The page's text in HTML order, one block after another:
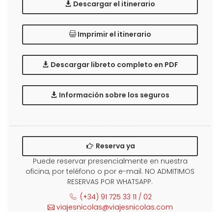
Descargar el itinerario
Imprimir el itinerario
Descargar libreto completo en PDF
Información sobre los seguros
Reserva ya
Puede reservar presencialmente en nuestra
oficina, por teléfono o por e-mail. NO ADMITIMOS
RESERVAS POR WHATSAPP.
(+34) 91 725 33 11 / 02
viajesnicolas@viajesnicolas.com